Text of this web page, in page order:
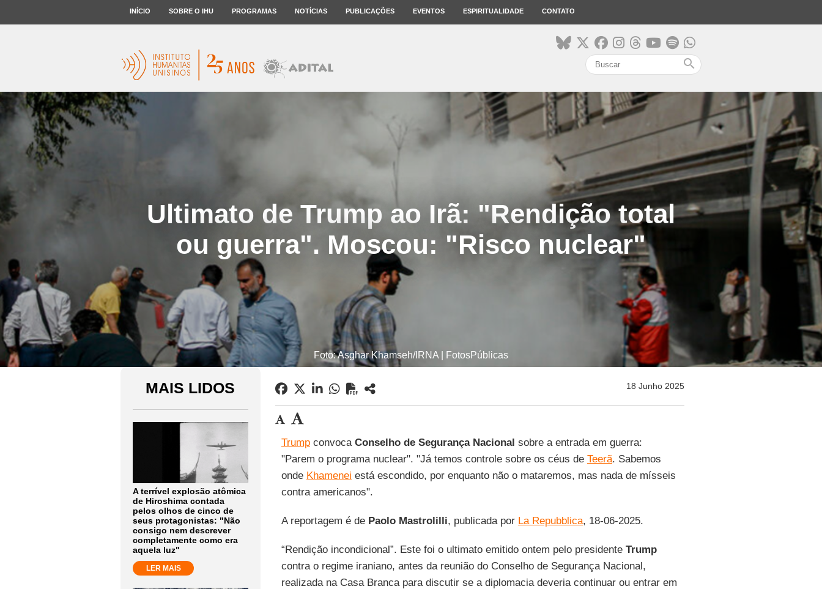
INÍCIO SOBRE O IHU PROGRAMAS NOTÍCIAS PUBLICAÇÕES EVENTOS ESPIRITUALIDADE CONTATO
search
Ultimato de Trump ao Irã: "Rendição total
ou guerra". Moscou: "Risco nuclear"
Foto: Asghar Khamseh/IRNA | FotosPúblicas
MAIS LIDOS
A terrível explosão atômica
de Hiroshima contada
pelos olhos de cinco de
seus protagonistas: "Não
consigo nem descrever
completamente como era
aquela luz"
LER MAIS
18 Junho 2025
Trumpconvoca Conselho de Segurança Nacional sobre a entrada em guerra:
"Parem o programa nuclear". "Já temos controle sobre os céus de Teerã. Sabemos
onde Khamenei está escondido, por enquanto não o mataremos, mas nada de mísseis
contra americanos".
A reportagem é de Paolo Mastrolilli, publicada por La Repubblica, 18-06-2025.
“Rendição incondicional”. Este foi o ultimato emitido ontem pelo presidente Trump
contra o regime iraniano, antes da reunião do Conselho de Segurança Nacional,
realizada na Casa Branca para discutir se a diplomacia deveria continuar ou entrar em